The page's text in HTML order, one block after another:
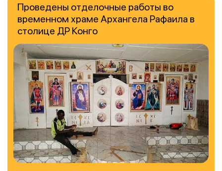
Проведены отделочные работы во
временном храме Архангела Рафаила в
столице ДР Конго